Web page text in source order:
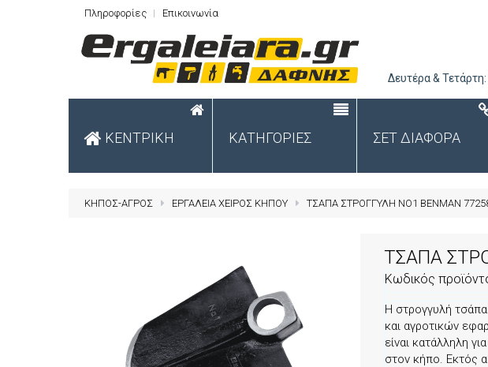
Πληροφορίες Επικοινωνία
Δευτέρα &
ΚΕΝΤΡΙΚΗ ΚΑΤΗΓΟΡΙΕΣ ΣΕΤ ΔΙΑΦΟΡΑ
ΚΗΠΟΣ-ΑΓΡΟΣ ΕΡΓΑΛΕΙΑ ΧΕΙΡΟΣ ΚΗΠΟΥ ΤΣΑΠΑ ΣΤΡΟΓΓΥΛΗ NO1 BENMAN
ΤΣΑΠΑ
Κωδικός
Η στρογγυλή
και αγροτικών
είναι κατάλληλη
στον κήπο. Εκτός